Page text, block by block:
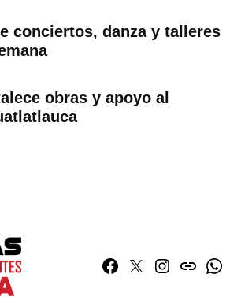
conciertos, danza y talleres
obras y apoyo al
Facebook
TwitterInstagram
issuu